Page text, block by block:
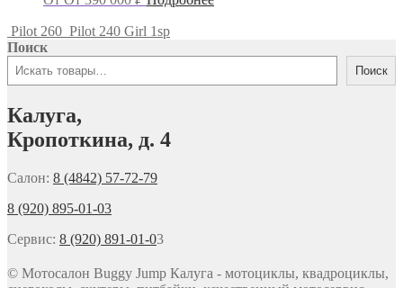
Pilot 260 Pilot 240 Girl 1sp
Поиск
Поиск
Калуга,
Кропоткина, д. 4
Салон: 8 (4842) 57-72-79
8 (920) 895-01-03
Сервис: 8 (920) 891-01-03
© Мотосалон Buggy Jump Калуга - мотоциклы, квадроциклы,